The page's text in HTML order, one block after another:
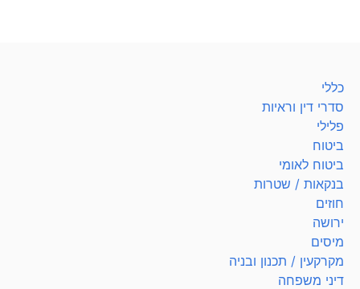
כללי
סדרי דין וראיות
פלילי
ביטוח
ביטוח לאומי
בנקאות / שטרות
חוזים
ירושה
מיסים
מקרקעין / תכנון ובניה
דיני משפחה